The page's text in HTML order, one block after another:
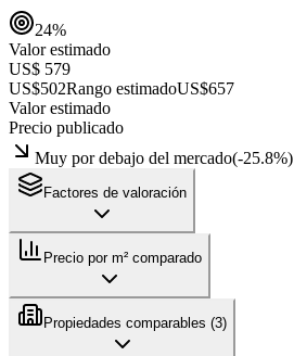
24%
Valor estimado
US$ 579
US$502Rango estimadoUS$657
Valor estimado
Precio publicado
Muy por debajo del mercado(-25.8%)
Factores de valoración
Precio por m² comparado
Propiedades comparables (3)